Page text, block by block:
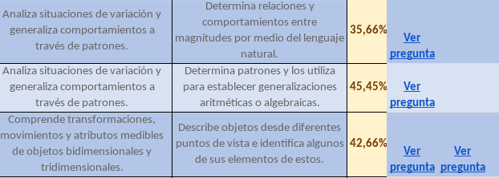
Analiza situaciones de variación y
generaliza comportamientos a
través de patrones.
Determina relaciones y
comportamientos entre
magnitudes por medio del lenguaje
natural.
35,66%
Ver
pregunta
Analiza situaciones de variación y
generaliza comportamientos a
través de patrones.
Determina patrones y los utiliza
para establecer generalizaciones
aritméticas o algebraicas.
45,45%
Ver
pregunta
Comprende transformaciones,
movimientos y atributos medibles
de objetos bidimensionales y
tridimensionales.
Describe objetos desde diferentes
puntos de vista e identifica algunos
de sus elementos de estos.
42,66%
Ver
pregunta
Ver
pregunta